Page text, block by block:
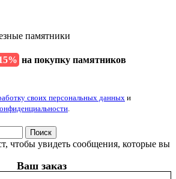
памятники
на покупку памятников
своих персональных данных и
Поиск
чтобы увидеть сообщения, которые вы
Ваш заказ